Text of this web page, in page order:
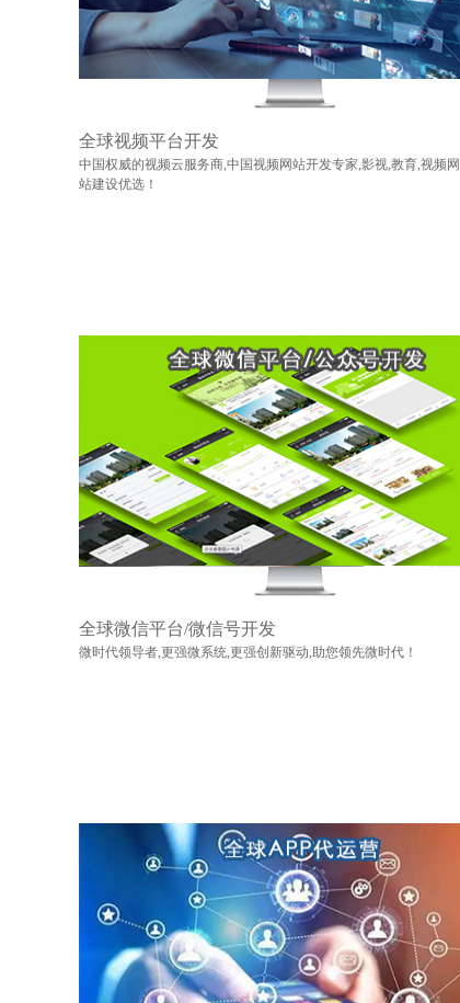
全球视频平台开发
中国权威的视频云服务商,中国视频网站开发专家,影视,教育,视频网
站建设优选！
全球微信平台/微信号开发
微时代领导者,更强微系统,更强创新驱动,助您领先微时代！